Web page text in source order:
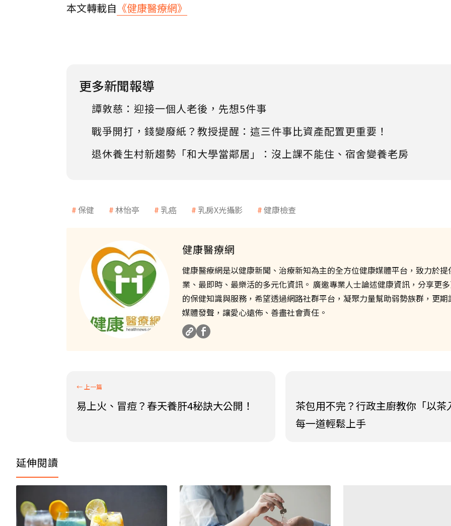
本文轉載自 《健康醫療網》
更多新聞報導
譚敦慈：迎接一個人老後，先想5件事
戰爭開打，錢變廢紙？教授提醒：這三件事比資產配置更重要！
退休養生村新趨勢「和大學當鄰居」：沒上課不能住、宿舍變養老房
保健 林怡亭 乳癌 乳房X光攝影 健康檢查
健康醫療網
健康醫療網是以健康新聞、治療新知為主的全方位健康媒體平台，致力於提
業、最即時、最樂活的多元化資訊。 廣邀專業人士論述健康資訊，分享更
的保健知識與服務，希望透過網路社群平台，凝聚力量幫助弱勢族群，更期
媒體發聲，讓愛心遠佈、善盡社會責任。
易上火、冒痘？春天養肝4秘訣大公開！
茶包用不完？行政主廚教你「以茶
每一道輕鬆上手
延伸閱讀